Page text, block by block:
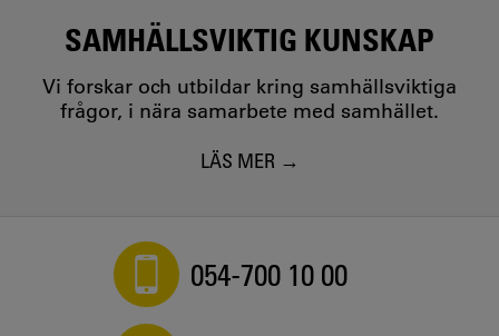
SAMHÄLLSVIKTIG KUNSKAP
Vi forskar och utbildar kring samhällsviktiga
frågor, i nära samarbete med samhället.
LÄS MER
054-700 10 00